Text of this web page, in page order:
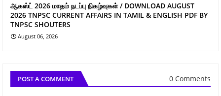
ஆகஸ்ட் 2026 மாதம் நடப்பு நிகழ்வுகள் / DOWNLOAD AUGUST
2026 TNPSC CURRENT AFFAIRS IN TAMIL & ENGLISH PDF BY
TNPSC SHOUTERS
August 06, 2026
POST A COMMENT 0 Comments